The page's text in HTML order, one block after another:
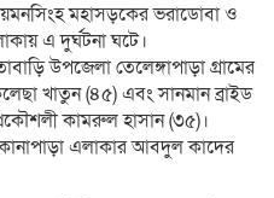
মহাসড়কের ভরাডোবা ও
এ দুর্ঘটনা ঘটে।
উপজেলা তেলেঙ্গাপাড়া গ্রামের
খাতুন (৪৫) এবং সানমান ব্রাইড
কামরুল হাসান (৩৫)।
এলাকার আবদুল কাদের